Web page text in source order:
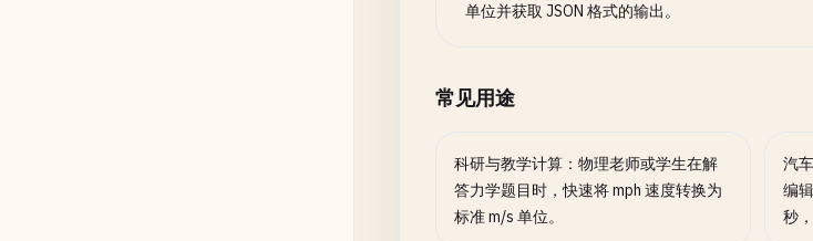
单位并获取 JSON 格式的输出。
常见用途
科研与教学计算：物理老师或学生在解
答力学题目时，快速将 mph 速度转换为
标准 m/s 单位。
汽
编
秒